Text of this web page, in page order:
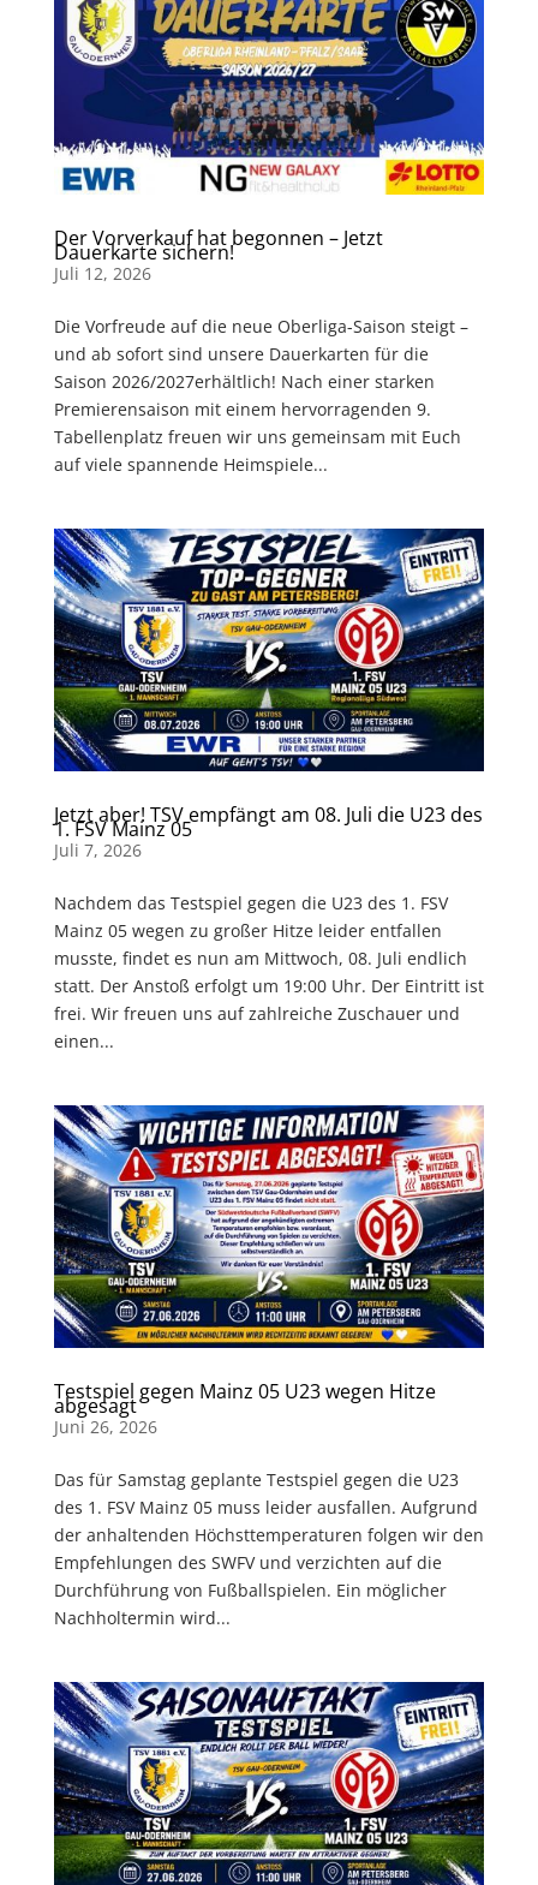
Der Vorverkauf hat begonnen – Jetzt
Dauerkarte sichern!
Juli 12, 2026
Die Vorfreude auf die neue Oberliga-Saison steigt –
und ab sofort sind unsere Dauerkarten für die
Saison 2026/2027erhältlich! Nach einer starken
Premierensaison mit einem hervorragenden 9.
Tabellenplatz freuen wir uns gemeinsam mit Euch
auf viele spannende Heimspiele...
Jetzt aber! TSV empfängt am 08. Juli die U23 des
1. FSV Mainz 05
Juli 7, 2026
Nachdem das Testspiel gegen die U23 des 1. FSV
Mainz 05 wegen zu großer Hitze leider entfallen
musste, findet es nun am Mittwoch, 08. Juli endlich
statt. Der Anstoß erfolgt um 19:00 Uhr. Der Eintritt ist
frei. Wir freuen uns auf zahlreiche Zuschauer und
einen...
Testspiel gegen Mainz 05 U23 wegen Hitze
abgesagt
Juni 26, 2026
Das für Samstag geplante Testspiel gegen die U23
des 1. FSV Mainz 05 muss leider ausfallen. Aufgrund
der anhaltenden Höchsttemperaturen folgen wir den
Empfehlungen des SWFV und verzichten auf die
Durchführung von Fußballspielen. Ein möglicher
Nachholtermin wird...